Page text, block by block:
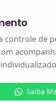
controle de
Saiba